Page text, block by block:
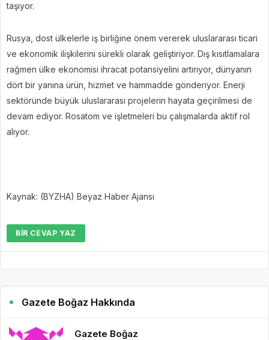
taşıyor.
Rusya, dost ülkelerle iş birliğine önem vererek uluslararası ticari
ve ekonomik ilişkilerini sürekli olarak geliştiriyor. Dış kısıtlamalara
rağmen ülke ekonomisi ihracat potansiyelini artırıyor, dünyanın
dört bir yanına ürün, hizmet ve hammadde gönderiyor. Enerji
sektöründe büyük uluslararası projelerin hayata geçirilmesi de
devam ediyor. Rosatom ve işletmeleri bu çalışmalarda aktif rol
alıyor.
Kaynak: (BYZHA) Beyaz Haber Ajansı
BIR CEVAP YAZ
Gazete Boğaz Hakkında
Gazete Boğaz